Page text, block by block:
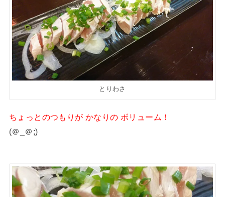
とりわさ
ちょっとのつもりが かなりの ボリューム！
(＠_＠;)